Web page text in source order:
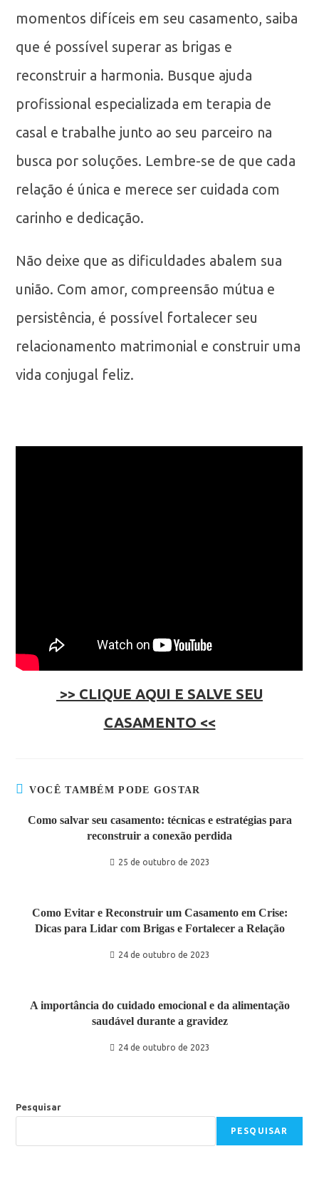
momentos difíceis em seu casamento, saiba
que é possível superar as brigas e
reconstruir a harmonia. Busque ajuda
profissional especializada em terapia de
casal e trabalhe junto ao seu parceiro na
busca por soluções. Lembre-se de que cada
relação é única e merece ser cuidada com
carinho e dedicação.
Não deixe que as dificuldades abalem sua
união. Com amor, compreensão mútua e
persistência, é possível fortalecer seu
relacionamento matrimonial e construir uma
vida conjugal feliz.
>> CLIQUE AQUI E SALVE SEU
CASAMENTO <<
VOCÊ TAMBÉM PODE GOSTAR
Como salvar seu casamento: técnicas e estratégias para
reconstruir a conexão perdida
25 de outubro de 2023
Como Evitar e Reconstruir um Casamento em Crise:
Dicas para Lidar com Brigas e Fortalecer a Relação
24 de outubro de 2023
A importância do cuidado emocional e da alimentação
saudável durante a gravidez
24 de outubro de 2023
Pesquisar
PESQUISAR